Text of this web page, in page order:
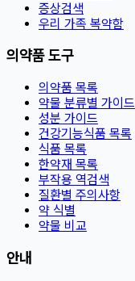
증상검색
우리 가족 복약함
의약품 도구
의약품 목록
약물 분류별 가이드
성분 가이드
건강기능식품 목록
식품 목록
한약재 목록
부작용 역검색
질환별 주의사항
약 식별
약물 비교
안내